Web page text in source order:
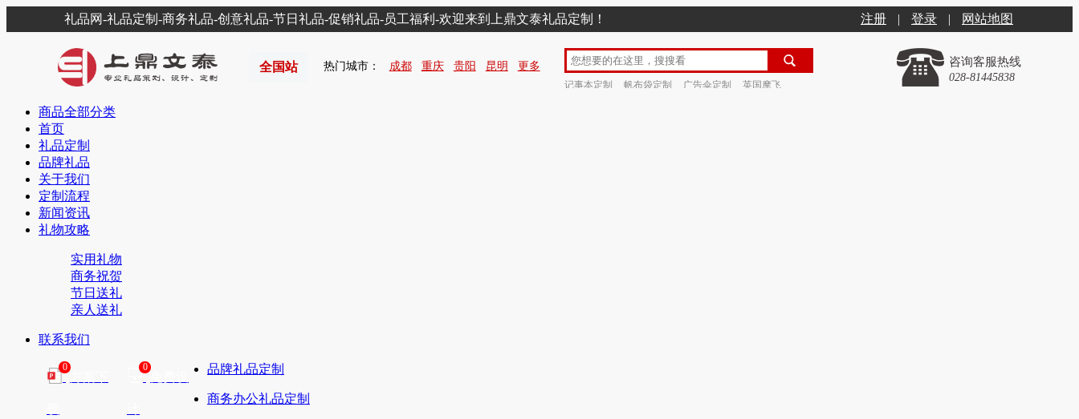
礼品网-礼品定制-商务礼品-创意礼品-节日礼品-促销礼品-员工福利-欢迎来到上鼎文泰礼品定制！ 注册 | 登录 | 网站地图
全国站 热门城市： 成都 重庆 贵阳 昆明 更多
记事本定制 帆布袋定制 广告伞定制 英国摩飞
咨询客服热线
028-81445838
商品全部分类
首页
礼品定制
品牌礼品
关于我们
定制流程
新闻资讯
礼物攻略
实用礼物
商务祝贺
节日送礼
亲人送礼
联系我们
0 0 品牌礼品定制
商务办公礼品定制